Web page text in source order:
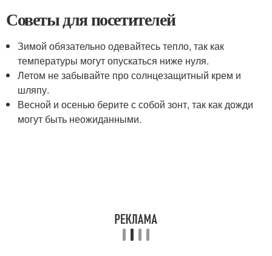
Советы для посетителей
Зимой обязательно одевайтесь тепло, так как
температуры могут опускаться ниже нуля.
Летом не забывайте про солнцезащитный крем и
шляпу.
Весной и осенью берите с собой зонт, так как дожди
могут быть неожиданными.